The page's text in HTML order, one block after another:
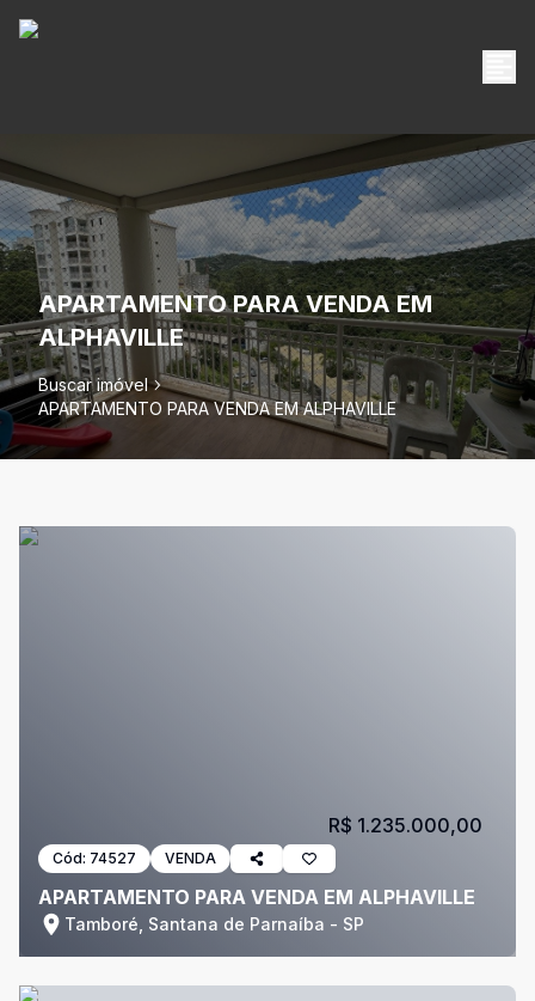
APARTAMENTO PARA VENDA EM
ALPHAVILLE
Buscar imóvel
APARTAMENTO PARA VENDA EM ALPHAVILLE
Cód: 74527 VENDA
APARTAMENTO PARA VENDA EM ALPHAVILLE
Tamboré, Santana de Parnaíba - SP
R$ 1.235.000,00